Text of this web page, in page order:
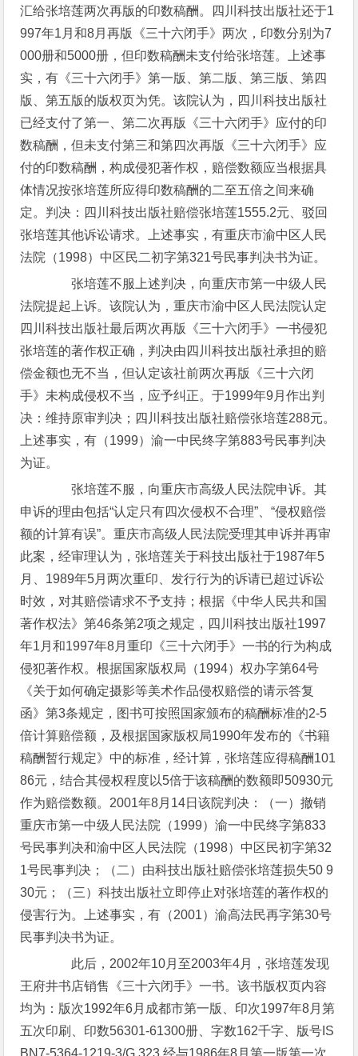
汇给张培莲两次再版的印数稿酬。四川科技出版社还于1
997年1月和8月再版《三十六闭手》两次，印数分别为7
000册和5000册，但印数稿酬未支付给张培莲。上述事
实，有《三十六闭手》第一版、第二版、第三版、第四
版、第五版的版权页为凭。该院认为，四川科技出版社
已经支付了第一、第二次再版《三十六闭手》应付的印
数稿酬，但未支付第三和第四次再版《三十六闭手》应
付的印数稿酬，构成侵犯著作权，赔偿数额应当根据具
体情况按张培莲所应得印数稿酬的二至五倍之间来确
定。判决：四川科技出版社赔偿张培莲1555.2元、驳回
张培莲其他诉讼请求。上述事实，有重庆市渝中区人民
法院（1998）中区民二初字第321号民事判决书为证。
张培莲不服上述判决，向重庆市第一中级人民
法院提起上诉。该院认为，重庆市渝中区人民法院认定
四川科技出版社最后两次再版《三十六闭手》一书侵犯
张培莲的著作权正确，判决由四川科技出版社承担的赔
偿金额也无不当，但认定该社前两次再版《三十六闭
手》未构成侵权不当，应予纠正。于1999年9月作出判
决：维持原审判决；四川科技出版社赔偿张培莲288元。
上述事实，有（1999）渝一中民终字第883号民事判决
为证。
张培莲不服，向重庆市高级人民法院申诉。其
申诉的理由包括“认定只有四次侵权不合理”、“侵权赔偿
额的计算有误”。重庆市高级人民法院受理其申诉并再审
此案，经审理认为，张培莲关于科技出版社于1987年5
月、1989年5月两次重印、发行行为的诉请已超过诉讼
时效，对其赔偿请求不予支持；根据《中华人民共和国
著作权法》第46条第2项之规定，四川科技出版社1997
年1月和1997年8月重印《三十六闭手》一书的行为构成
侵犯著作权。根据国家版权局（1994）权办字第64号
《关于如何确定摄影等美术作品侵权赔偿的请示答复
函》第3条规定，图书可按照国家颁布的稿酬标准的2-5
倍计算赔偿额，及根据国家版权局1990年发布的《书籍
稿酬暂行规定》中的标准，经计算，张培莲应得稿酬101
86元，结合其侵权程度以5倍于该稿酬的数额即50930元
作为赔偿数额。2001年8月14日该院判决：（一）撤销
重庆市第一中级人民法院（1999）渝一中民终字第833
号民事判决和渝中区人民法院（1998）中区民初字第32
1号民事判决；（二）由科技出版社赔偿张培莲损失50 9
30元；（三）科技出版社立即停止对张培莲的著作权的
侵害行为。上述事实，有（2001）渝高法民再字第30号
民事判决书为证。
此后，2002年10月至2003年4月，张培莲发现
王府井书店销售《三十六闭手》一书。该书版权页内容
均为：版次1992年6月成都市第一版、印次1997年8月第
五次印刷、印数56301-61300册、字数162千字、版号IS
BN7-5364-1219-3/G.323.经与1986年8月第一版第一次